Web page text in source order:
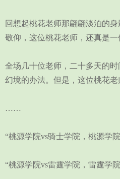
回想起桃花老师那翩翩淡泊的
敬仰，这位桃花老师，还真是一
全场几十位老师，二十多天的
幻境的办法。但是，这位桃花老
……
“桃源学院vs骑士学院，桃源学
“桃源学院vs雷霆学院，雷霆学